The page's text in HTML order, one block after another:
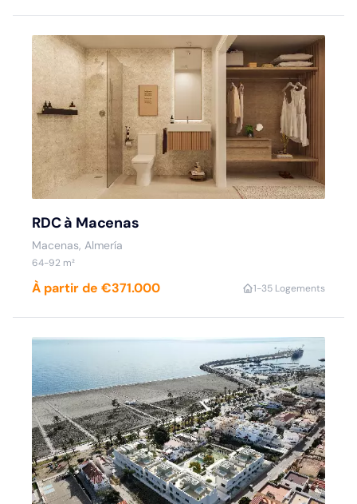
RDC à Macenas
Macenas, Almería
64-92 m²
À partir de €371.000 1-35 Logements